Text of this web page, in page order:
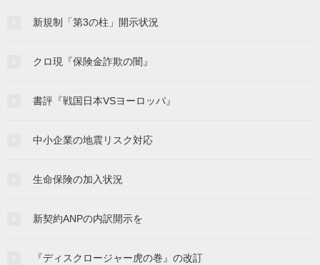
新規制「第3の柱」開示状況
クロ現『保険金詐欺の闇』
書評『戦国日本VSヨーロッパ』
中小企業の地震リスク対応
生命保険の加入状況
新契約ANPの内訳開示を
『ディスクロージャー虎の巻』の改訂